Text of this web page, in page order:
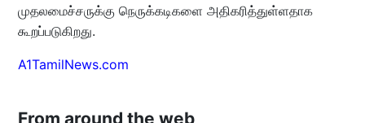
முதலமைச்சருக்கு நெருக்கடிகளை அதிகரித்துள்ளதாக
கூறப்படுகிறது.
A1TamilNews.com
From around the web